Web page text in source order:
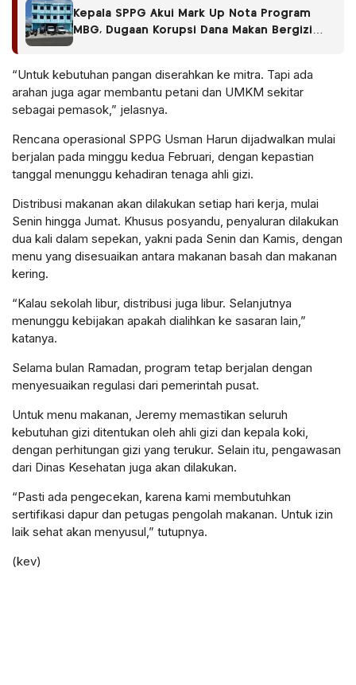
Kepala SPPG Akui Mark Up Nota Program
MBG, Dugaan Korupsi Dana Makan Bergizi
“Untuk kebutuhan pangan diserahkan ke mitra. Tapi ada
arahan juga agar membantu petani dan UMKM sekitar
sebagai pemasok,” jelasnya.
Rencana operasional SPPG Usman Harun dijadwalkan mulai
berjalan pada minggu kedua Februari, dengan kepastian
tanggal menunggu kehadiran tenaga ahli gizi.
Distribusi makanan akan dilakukan setiap hari kerja, mulai
Senin hingga Jumat. Khusus posyandu, penyaluran dilakukan
dua kali dalam sepekan, yakni pada Senin dan Kamis, dengan
menu yang disesuaikan antara makanan basah dan makanan
kering.
“Kalau sekolah libur, distribusi juga libur. Selanjutnya
menunggu kebijakan apakah dialihkan ke sasaran lain,”
katanya.
Selama bulan Ramadan, program tetap berjalan dengan
menyesuaikan regulasi dari pemerintah pusat.
Untuk menu makanan, Jeremy memastikan seluruh
kebutuhan gizi ditentukan oleh ahli gizi dan kepala koki,
dengan perhitungan gizi yang terukur. Selain itu, pengawasan
dari Dinas Kesehatan juga akan dilakukan.
“Pasti ada pengecekan, karena kami membutuhkan
sertifikasi dapur dan petugas pengolah makanan. Untuk izin
laik sehat akan menyusul,” tutupnya.
(kev)